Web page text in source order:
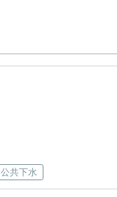
公共下水